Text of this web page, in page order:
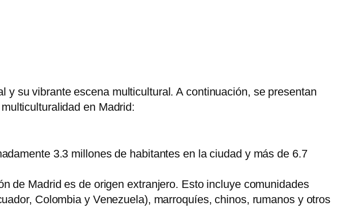
su vibrante escena multicultural. A continuación, se presentan
en Madrid:
3.3 millones de habitantes en la ciudad y más de 6.7
de Madrid es de origen extranjero. Esto incluye comunidades
Colombia y Venezuela), marroquíes, chinos, rumanos y otros